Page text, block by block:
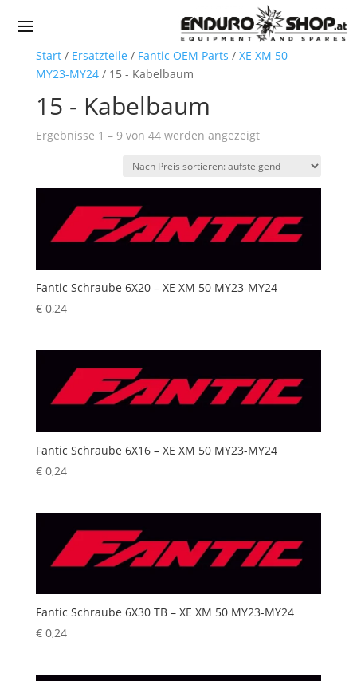
Start/ Ersatzteile / Fantic OEM Parts / XE XM 50
MY23-MY24/ 15 - Kabelbaum
15 - Kabelbaum
Ergebnisse 1 – 9 von 44 werden angezeigtNach
sortiert:
aufsteigend
Fantic Schraube 6X20 – XE XM 50 MY23-MY24
€0,24
Fantic Schraube 6X16 – XE XM 50 MY23-MY24
€0,24
Fantic Schraube 6X30 TB – XE XM 50 MY23-MY24
€0,24